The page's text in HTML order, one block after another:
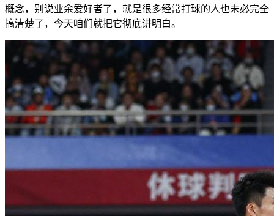
概念，别说业余爱好者了，就是很多经常打球的人也未必完全
搞清楚了，今天咱们就把它彻底讲明白。